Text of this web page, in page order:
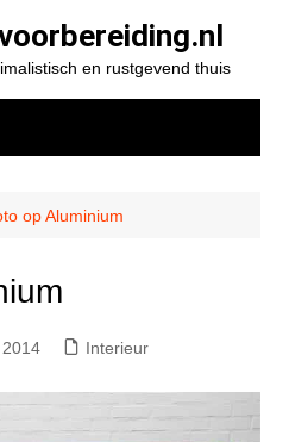
en rustgevend thuis
op Aluminium
Interieur